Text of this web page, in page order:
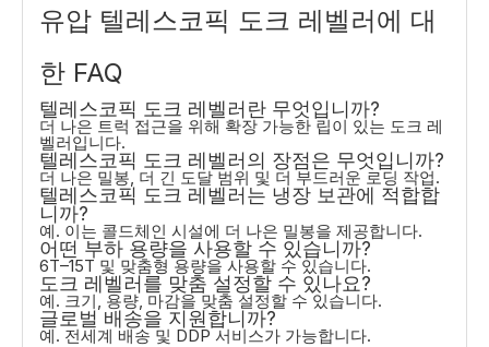
유압 텔레스코픽 도크 레벨러에 대
한 FAQ
텔레스코픽 도크 레벨러란 무엇입니까?
더 나은 트럭 접근을 위해 확장 가능한 립이 있는 도크 레
벨러입니다.
텔레스코픽 도크 레벨러의 장점은 무엇입니까?
더 나은 밀봉, 더 긴 도달 범위 및 더 부드러운 로딩 작업.
텔레스코픽 도크 레벨러는 냉장 보관에 적합합
니까?
예. 이는 콜드체인 시설에 더 나은 밀봉을 제공합니다.
어떤 부하 용량을 사용할 수 있습니까?
6T–15T 및 맞춤형 용량을 사용할 수 있습니다.
도크 레벨러를 맞춤 설정할 수 있나요?
예. 크기, 용량, 마감을 맞춤 설정할 수 있습니다.
글로벌 배송을 지원합니까?
예. 전세계 배송 및 DDP 서비스가 가능합니다.